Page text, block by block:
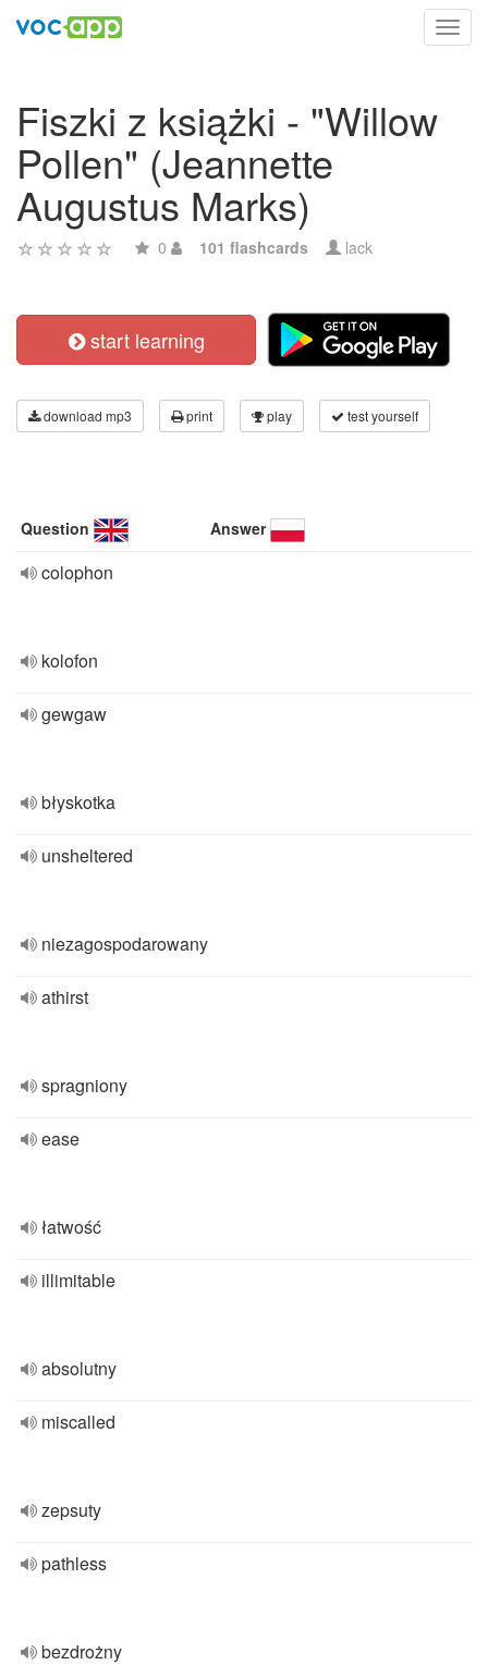
Fiszki z książki - "Willow
Pollen" (Jeannette
Augustus Marks)
0 101 flashcards lack
start learning
download mp3 print play test yourself
Question Answer
colophon
kolofon
gewgaw
błyskotka
unsheltered
niezagospodarowany
athirst
spragniony
ease
łatwość
illimitable
absolutny
miscalled
zepsuty
pathless
bezdrożny